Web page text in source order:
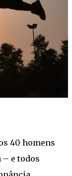
40 homens
– e todos